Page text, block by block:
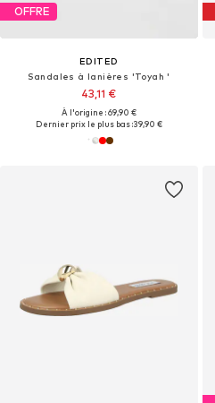
OFFRE
EDITED
Sandales à lanières 'Toyah '
43,11 €
À l'origine : 69,90 €
Dernier prix le plus bas :39,90 €